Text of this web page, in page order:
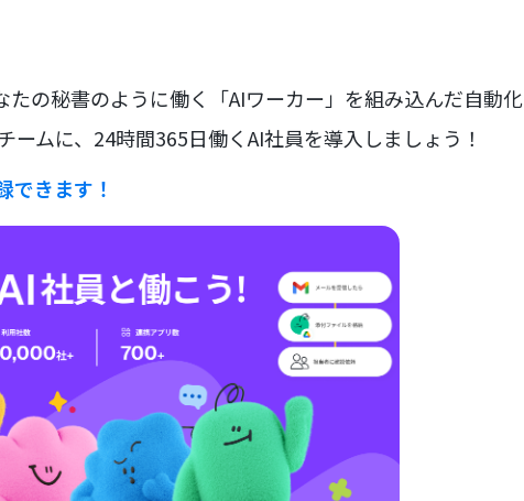
の秘書のように働く「AIワーカー」を組み込んだ自動化
ムに、24時間365日働くAI社員を導入しましょう！
できます！